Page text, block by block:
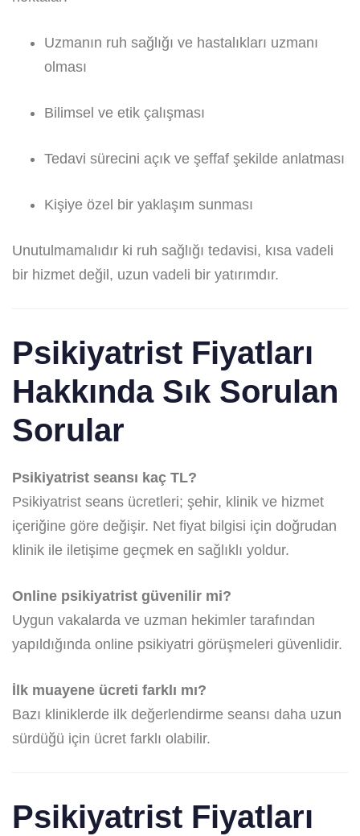
Uzmanın ruh sağlığı ve hastalıkları uzmanı
olması
Bilimsel ve etik çalışması
Tedavi sürecini açık ve şeffaf şekilde anlatması
Kişiye özel bir yaklaşım sunması
Unutulmamalıdır ki ruh sağlığı tedavisi, kısa vadeli
bir hizmet değil, uzun vadeli bir yatırımdır.
Psikiyatrist Fiyatları
Hakkında Sık Sorulan
Sorular
Psikiyatrist seansı kaç TL?
Psikiyatrist seans ücretleri; şehir, klinik ve hizmet
içeriğine göre değişir. Net fiyat bilgisi için doğrudan
klinik ile iletişime geçmek en sağlıklı yoldur.
Online psikiyatrist güvenilir mi?
Uygun vakalarda ve uzman hekimler tarafından
yapıldığında online psikiyatri görüşmeleri güvenlidir.
İlk muayene ücreti farklı mı?
Bazı kliniklerde ilk değerlendirme seansı daha uzun
sürdüğü için ücret farklı olabilir.
Psikiyatrist Fiyatları